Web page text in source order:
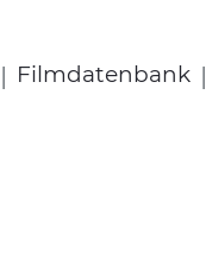
| Filmdatenbank |